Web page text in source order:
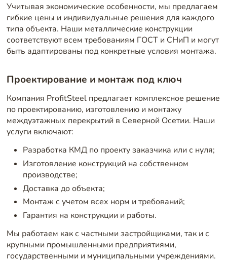
Учитывая экономические особенности, мы предлагаем
гибкие цены и индивидуальные решения для каждого
типа объекта. Наши металлические конструкции
соответствуют всем требованиям ГОСТ и СНиП и могут
быть адаптированы под конкретные условия монтажа.
Проектирование и монтаж под ключ
Компания ProfitSteel предлагает комплексное решение
по проектированию, изготовлению и монтажу
междуэтажных перекрытий в Северной Осетии. Наши
услуги включают:
Разработка КМД по проекту заказчика или с нуля;
Изготовление конструкций на собственном
производстве;
Доставка до объекта;
Монтаж с учетом всех норм и требований;
Гарантия на конструкции и работы.
Мы работаем как с частными застройщиками, так и с
крупными промышленными предприятиями,
государственными и муниципальными учреждениями.